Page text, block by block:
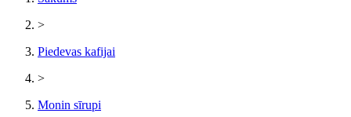
>
Piedevas kafijai
>
Monin sīrupi